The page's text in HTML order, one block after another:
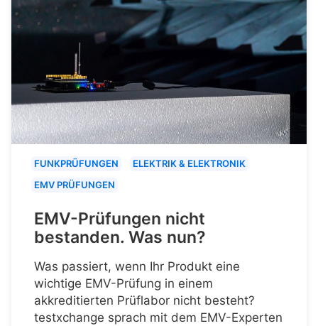
FUNKPRÜFUNGEN
ELEKTRIK & ELEKTRONIK
EMV PRÜFUNGEN
EMV-Prüfungen nicht
bestanden. Was nun?
Was passiert, wenn Ihr Produkt eine
wichtige EMV-Prüfung in einem
akkreditierten Prüflabor nicht besteht?
testxchange sprach mit dem EMV-Experten